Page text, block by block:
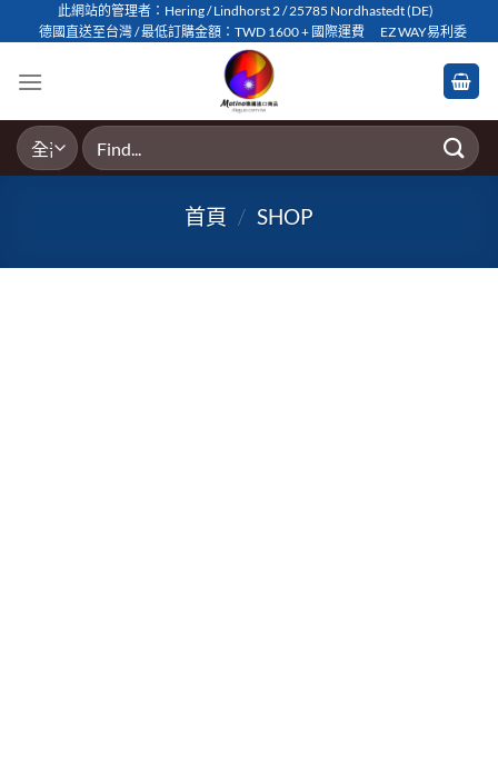
to
此網站的管理者：Hering / Lindhorst 2 / 25785 Nordhastedt (DE)
德國直送至台灣 / 最低訂購金額：TWD 1600 + 國際運費
EZ WAY易利委
搜
尋
首頁 / SHOP